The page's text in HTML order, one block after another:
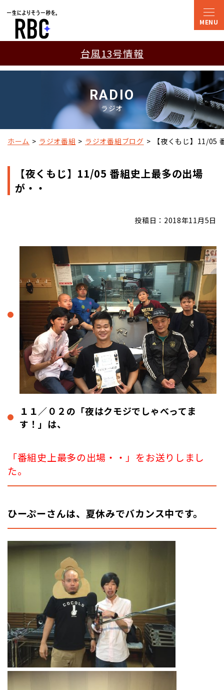
台風13号情報
RADIO
ラジオ
ホーム ラジオ番組 ラジオ番組ブログ 【夜くもじ】11/05
【夜くもじ】11/05 番組史上最多の出場
が・・
投稿日：2018年11月5日
１１／０２の「夜はクモジでしゃべってま
す！」は、
「番組史上最多の出場・・ 」 をお送りしまし
た。
ひーぷーさんは、夏休みでバカンス中です。